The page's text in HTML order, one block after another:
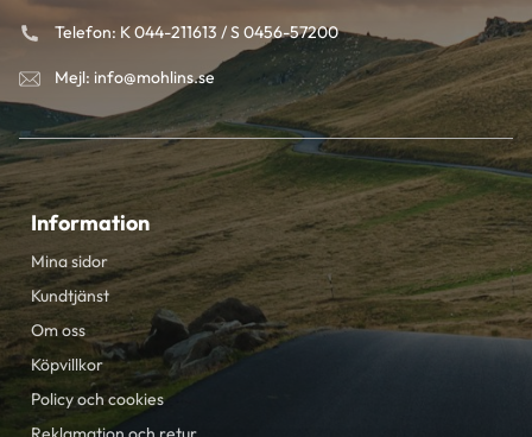
Telefon: K 044-211613 / S 0456-57200
Mejl: info@mohlins.se
Information
Mina sidor
Kundtjänst
Om oss
Köpvillkor
Policy och cookies